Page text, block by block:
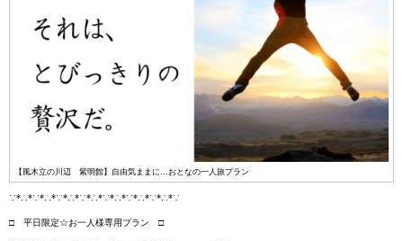
【風木立の川辺 紫明館】自由気ままに…おとなの一人旅プラン
∵*∴*∵*∴*∵*∴*∵*∴*∵*∴*∵*∴*∵*∴*∵
□ 平日限定☆お一人様専用プラン □